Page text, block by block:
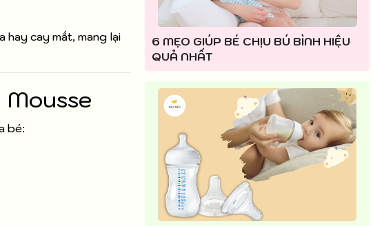
hay cay mắt, mang lại
bé:
6 MẸO GIÚP BÉ CHỊU BÚ BÌNH HIỆU
QUẢ NHẤT